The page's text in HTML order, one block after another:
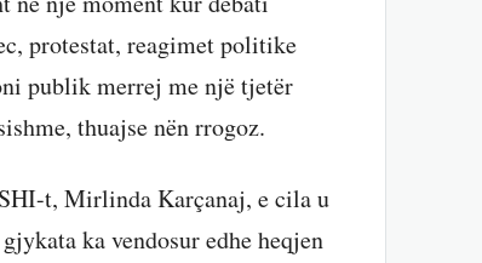
protestat, reagimet politike
publik merrej me një tjetër
thuajse nën rrogoz.
t, Mirlinda Karçanaj, e cila u
ka vendosur edhe heqjen